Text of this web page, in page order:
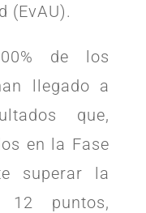
(EvAU).
de los
llegado a
que,
en la Fase
superar la
puntos,